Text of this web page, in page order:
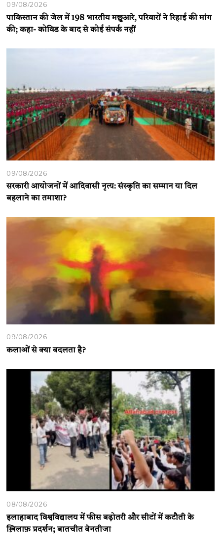
09/08/2026
पाकिस्तान की जेल में 198 भारतीय मछुआरे, परिवारों ने रिहाई की मांग
की; कहा- कोविड के बाद से कोई संपर्क नहीं
09/08/2026
सरकारी आयोजनों में आदिवासी नृत्य: संस्कृति का सम्मान या दिल
बहलाने का तमाशा?
09/08/2026
कलाओं से क्या बदलता है?
08/08/2026
इलाहाबाद विश्वविद्यालय में फीस बढ़ोतरी और सीटों में कटौती के
ख़िलाफ़ प्रदर्शन; बातचीत बेनतीजा